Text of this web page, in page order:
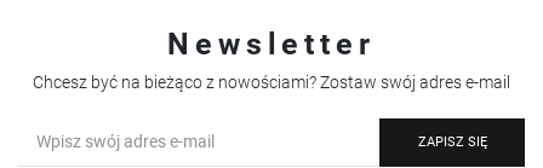
Newsletter
Chcesz być na bieżąco z nowościami? Zostaw swój adres e-mail
ZAPISZ SIĘ